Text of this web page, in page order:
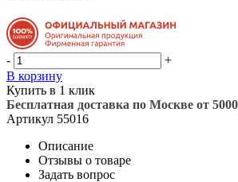
-
+
В корзину
Купить в 1 клик
Бесплатная доставка по Москве от
Артикул 55016
Описание
Отзывы о товаре
Задать вопрос